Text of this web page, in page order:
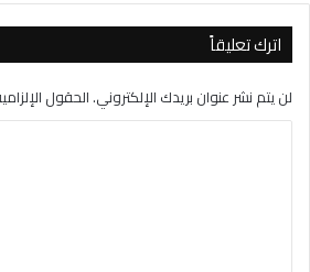
اترك تعليقاً
لن يتم نشر عنوان بريدك الإلكتروني.الحقول